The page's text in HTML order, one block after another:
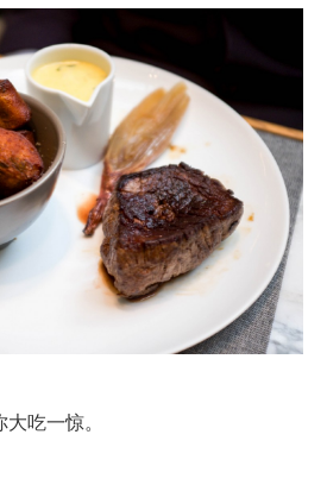
大吃一惊。